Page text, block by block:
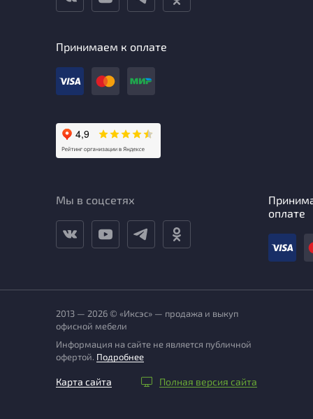
Принимаем к оплате
Мы в соцсетях
оплате
2013 — 2026 © «Иксэс» — продажа и выкуп
офисной мебели
Информация на сайте не является публичной
офертой. Подробнее
Карта сайта Полная версия сайта